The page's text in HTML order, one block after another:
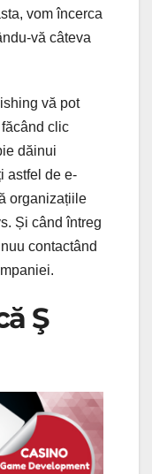
vom încerca
vă câteva
vă pot
clic
dăinui
astfel de e-
organizațiile
Și când întreg
contactând
Ş